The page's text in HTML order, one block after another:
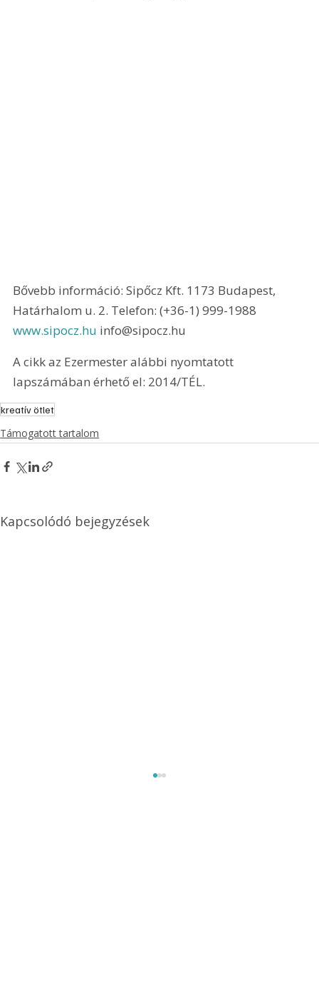
Bővebb információ: Sipőcz Kft. 1173 Budapest,
Határhalom u. 2. Telefon: (+36-1) 999-1988
www.sipocz.hu info@sipocz.hu
A cikk az Ezermester alábbi nyomtatott
lapszámában érhető el: 2014/TÉL.
kreatív ötlet
Támogatott tartalom
Kapcsolódó bejegyzések